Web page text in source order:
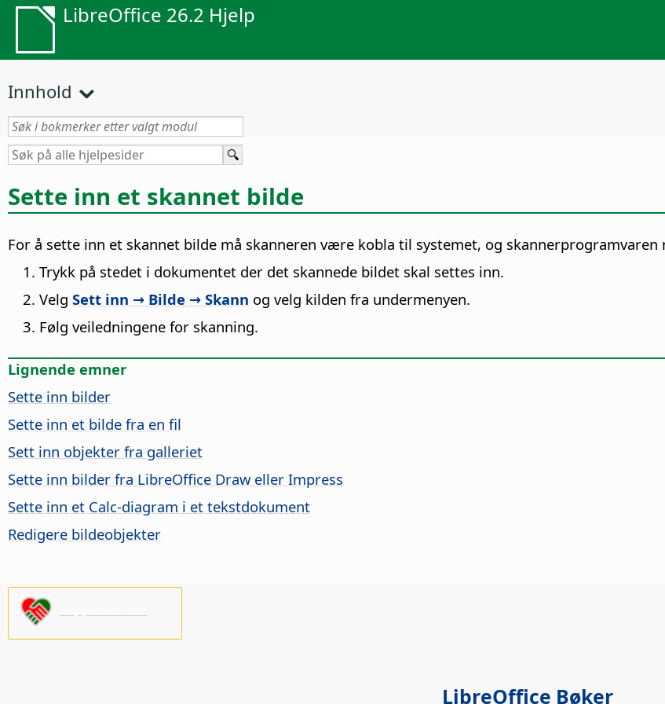
LibreOffice 26.2 Hjelp
Innhold
Sette inn et skannet bilde
For å sette inn et skannet bilde må skanneren være kobla til systemet, og
Trykk på stedet i dokumentet der det skannede bildet skal settes inn.
Velg Sett inn → Bilde → Skann og velg kilden fra undermenyen.
Følg veiledningene for skanning.
Lignende emner
Sette inn bilder
Sette inn et bilde fra en fil
Sett inn objekter fra galleriet
Sette inn bilder fra LibreOffice Draw eller Impress
Sette inn et Calc-diagram i et tekstdokument
Redigere bildeobjekter
LibreOffice Bøker